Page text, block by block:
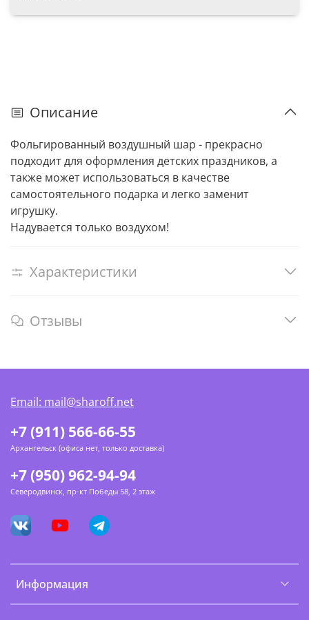
Описание
Фольгированный воздушный шар - прекрасно
подходит для оформления детских праздников, а
также может использоваться в качестве
самостоятельного подарка и легко заменит
игрушку.
Надувается только воздухом!
Характеристики
Отзывы
Информация
+7 (911) 566-66-55
Архангельск (офиса нет, только доставка)
+7 (950) 962-94-94
Северодвинск, пр-кт Победы 58, 2 этаж
Email: mail@sharoff.net